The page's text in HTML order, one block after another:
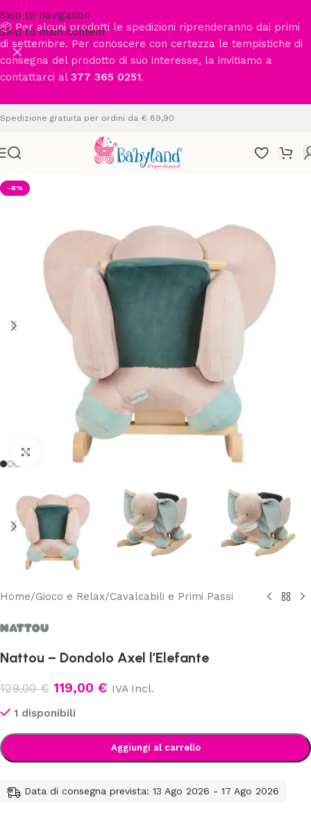
Skip to navigation
Skip to main content
📦 Per alcuni prodotti le spedizioni riprenderanno dai primi
di settembre. Per conoscere con certezza le tempistiche di
consegna del prodotto di suo interesse, la invitiamo a
contattarci al 377 365 0251.
Spedizione gratuita per ordini da € 89,90
-8%
Clicca per ingrandire
Home/Gioco e Relax/Cavalcabili e Primi Passi
Nattou – Dondolo Axel l’Elefante
129,00€ 119,00 € IVA Incl.
1 disponibili
Aggiungi al carrello
Data di consegna prevista: 13 Ago 2026 - 17 Ago 2026